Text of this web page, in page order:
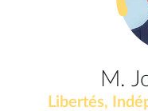
M.
Libertés,